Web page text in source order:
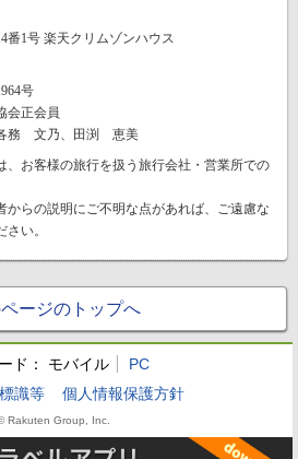
番1号 楽天クリムゾンハウス
号
会正会員
務 文乃、田渕 恵美
、お客様の旅行を扱う旅行会社・営業所での
からの説明にご不明な点があれば、ご遠慮な
い。
ージのトップへ
ド： モバイル
PC
識等
個人情報保護方針
Rakuten Group, Inc.